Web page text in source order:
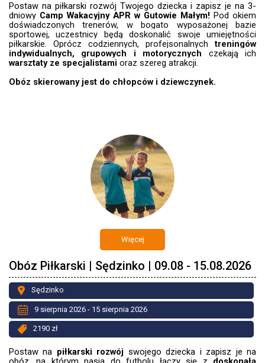
Postaw na piłkarski rozwój Twojego dziecka i zapisz je na 3-
dniowy Camp Wakacyjny APR w Gutowie Małym! Pod okiem
doświadczonych trenerów, w bogato wyposażonej bazie
sportowej, uczestnicy będą doskonalić swoje umiejętności
piłkarskie. Oprócz codziennych, profejsonalnychtreningów
indywidualnych, grupowych i motorycznych czekają ich
warsztaty ze specjalistami oraz szereg atrakcji.
Obóz skierowany jest do chłopców i dziewczynek.
Więcej
Obóz Piłkarski | Sędzinko | 09.08 - 15.08.2026
Sędzinko
9 sierpnia 2026 - 15 sierpnia 2026
2190 zł
Postaw na piłkarski rozwój swojego dziecka i zapisz je na